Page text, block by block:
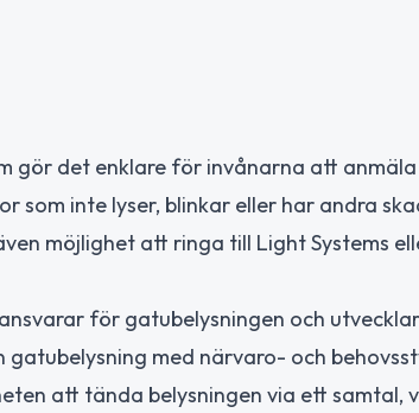
gör det enklare för invånarna att
som inte lyser, blinkar eller har andra
möjlighet att ringa till Light Systems
för gatubelysningen och
med närvaro- och
att tända belysningen via ett samtal,